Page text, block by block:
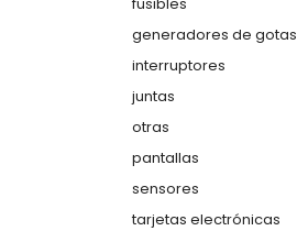
generadores de gotas
interruptores
juntas
otras
pantallas
sensores
tarjetas electrónicas